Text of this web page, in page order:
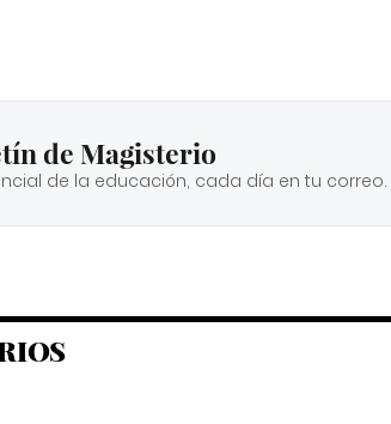
de Magisterio
de la educación, cada día en tu correo.